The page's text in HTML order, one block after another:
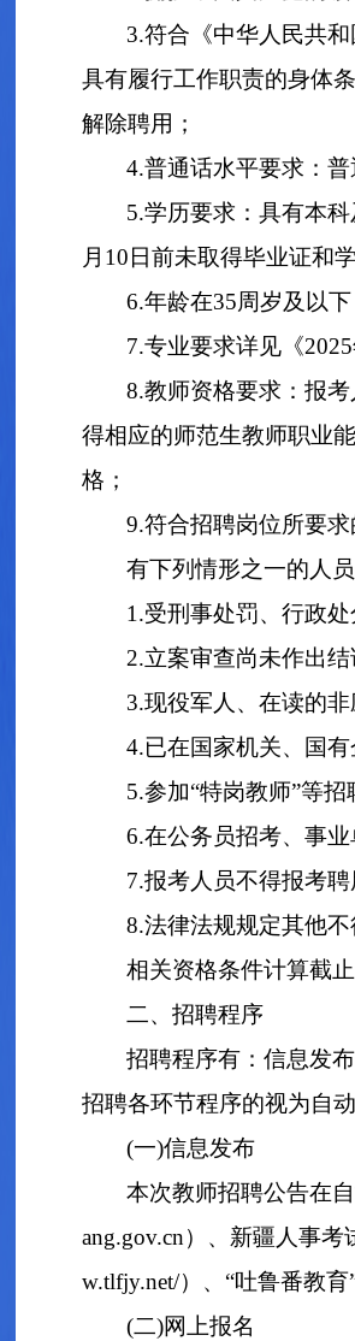
3.符合《中华人民共
具有履行工作职责的身体
解除聘用；
4.普通话水平要求：
5.学历要求：具有本
月10日前未取得毕业证和
6.年龄在35周岁及以
7.专业要求详见《
8.教师资格要求：报
得相应的师范生教师职业
格；
9.符合招聘岗位所要求
有下列情形之一的人
1.受刑事处罚、行政处
2.立案审查尚未作出结
3.现役军人、在读的非
4.已在国家机关、国
5.参加“特岗教师”等
6.在公务员招考、事
7.报考人员不得报考
8.法律法规规定其他
相关资格条件计算截
二、招聘程序
招聘程序有：信息发
招聘各环节程序的视为自动
(一)信息发布
本次教师招聘公告在
ang.gov.cn）、新疆人事
w.tlfjy.net/）、“吐鲁番教育
(二)网上报名